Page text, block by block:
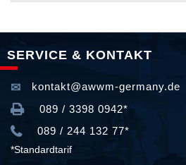
SERVICE & KONTAKT
kontakt@awwm-germany.de
089 / 3398 0942*
089 / 244 132 77*
*Standardtarif